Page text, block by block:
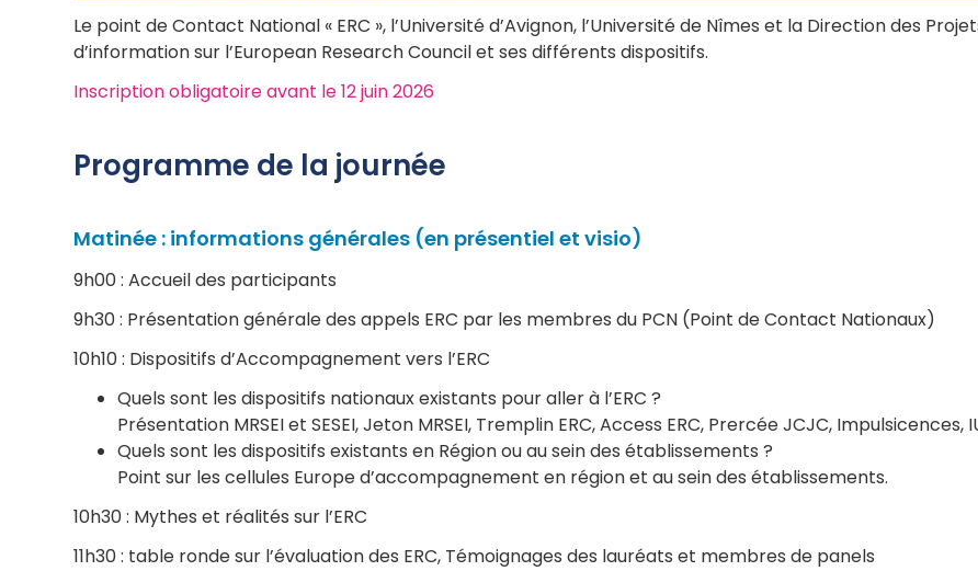
Le point de Contact National « ERC », l’Université d’Avignon, l’Université de Nîmes et la Direction des
d’information sur l’European Research Council et ses différents dispositifs.
Inscription obligatoire avant le 12 juin 2026
Programme de la journée
Matinée : informations générales (en présentiel et visio)
9h00 : Accueil des participants
9h30 : Présentation générale des appels ERC par les membres du PCN (Point de Contact Nationaux)
10h10 : Dispositifs d’Accompagnement vers l’ERC
Quels sont les dispositifs nationaux existants pour aller à l’ERC ?
Présentation MRSEI et SESEI, Jeton MRSEI, Tremplin ERC, Access ERC, Prercée JCJC, Impulsicences,
Quels sont les dispositifs existants en Région ou au sein des établissements ?
Point sur les cellules Europe d’accompagnement en région et au sein des établissements.
10h30 : Mythes et réalités sur l’ERC
11h30 : table ronde sur l’évaluation des ERC, Témoignages des lauréats et membres de panels